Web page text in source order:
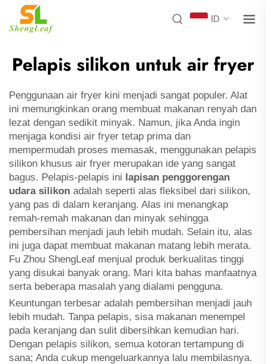
ID
Pelapis silikon untuk air fryer
Penggunaan air fryer kini menjadi sangat populer. Alat
ini memungkinkan orang membuat makanan renyah dan
lezat dengan sedikit minyak. Namun, jika Anda ingin
menjaga kondisi air fryer tetap prima dan
mempermudah proses memasak, menggunakan pelapis
silikon khusus air fryer merupakan ide yang sangat
bagus. Pelapis-pelapis ini lapisan penggorengan
udara silikon adalah seperti alas fleksibel dari silikon,
yang pas di dalam keranjang. Alas ini menangkap
remah-remah makanan dan minyak sehingga
pembersihan menjadi jauh lebih mudah. Selain itu, alas
ini juga dapat membuat makanan matang lebih merata.
Fu Zhou ShengLeaf menjual produk berkualitas tinggi
yang disukai banyak orang. Mari kita bahas manfaatnya
serta beberapa masalah yang dialami pengguna.
Keuntungan terbesar adalah pembersihan menjadi jauh
lebih mudah. Tanpa pelapis, sisa makanan menempel
pada keranjang dan sulit dibersihkan kemudian hari.
Dengan pelapis silikon, semua kotoran tertampung di
sana; Anda cukup mengeluarkannya lalu membilasnya.